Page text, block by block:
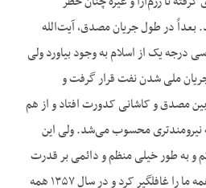
بعداً در طول جریان مصدق، آیت‌الله
درجه یک از اسلام به وجود بیاورد ولی
ملی شدن نفت قرار گرفت و
مصدق و کاشانی کدورت افتاد و از هم
نیرومندتری محسوب می‌شد. ولی این
و به طور خیلی منظم و دائمی بر قدرت
خودش افزود تا در سال ۱۳۴۲ همه ما را غافلگیر کرد و در سال ۱۳۵۷ همه